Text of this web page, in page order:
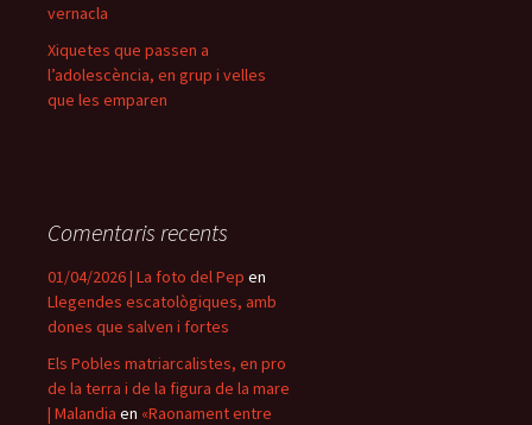
vernacla
Xiquetes que passen a
l’adolescència, en grup i velles
que les emparen
Comentaris recents
01/04/2026 | La foto del Pep en
Llegendes escatològiques, amb
dones que salven i fortes
Els Pobles matriarcalistes, en pro
de la terra i de la figura de la mare
| Malandia en «Raonament entre